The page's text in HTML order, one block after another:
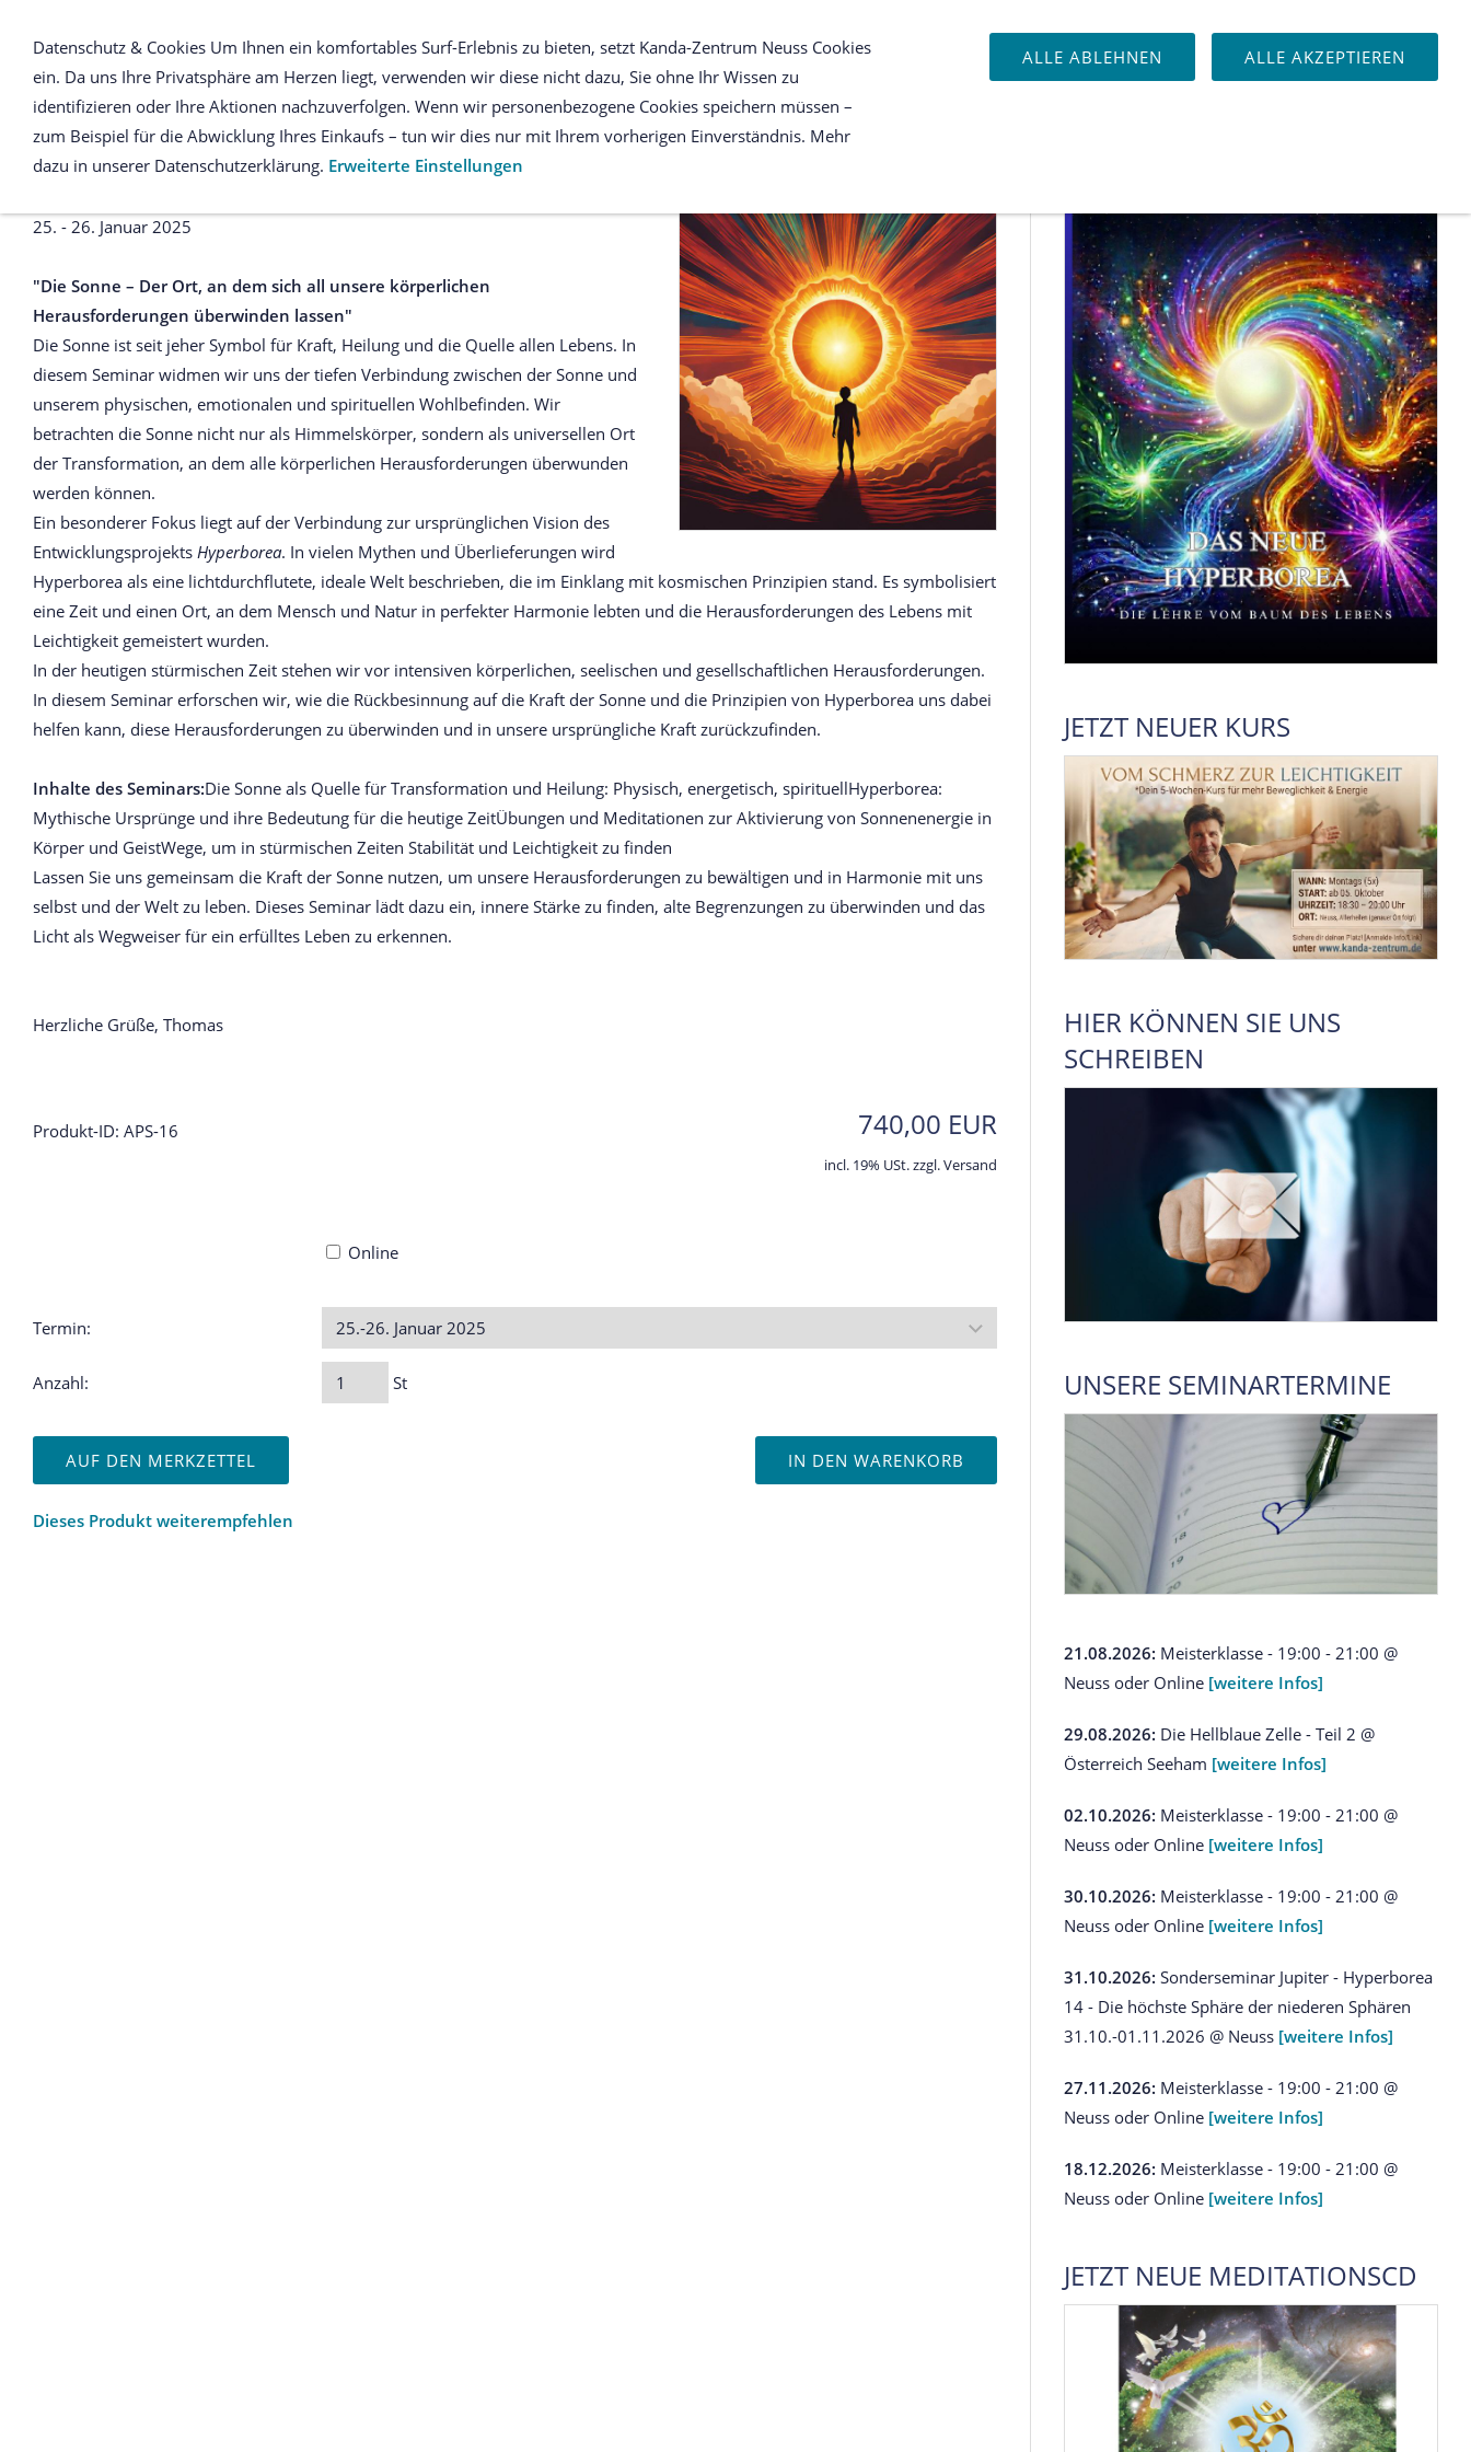
WISSENSWERTES DOWNLOAD QS24 AUFNAHMEN
Jetzt buchen Hyperborea 12 mit Thomas
MEINE VERWANDTSCHAFT MIT DER SONNE
25. - 26. Januar 2025
"Die Sonne – Der Ort, an dem sich all unsere körperlichen
Herausforderungen überwinden lassen"
Die Sonne ist seit jeher Symbol für Kraft, Heilung und die Quelle allen Lebens. In
diesem Seminar widmen wir uns der tiefen Verbindung zwischen der Sonne und
unserem physischen, emotionalen und spirituellen Wohlbefinden. Wir
betrachten die Sonne nicht nur als Himmelskörper, sondern als universellen Ort
der Transformation, an dem alle körperlichen Herausforderungen überwunden
werden können.
Ein besonderer Fokus liegt auf der Verbindung zur ursprünglichen Vision des
Entwicklungsprojekts Hyperborea. In vielen Mythen und Überlieferungen wird
Hyperborea als eine lichtdurchflutete, ideale Welt beschrieben, die im Einklang mit kosmischen Prinzipien stand. Es symbolisiert
eine Zeit und einen Ort, an dem Mensch und Natur in perfekter Harmonie lebten und die Herausforderungen des Lebens mit
Leichtigkeit gemeistert wurden.
In der heutigen stürmischen Zeit stehen wir vor intensiven körperlichen, seelischen und gesellschaftlichen Herausforderungen.
In diesem Seminar erforschen wir, wie die Rückbesinnung auf die Kraft der Sonne und die Prinzipien von Hyperborea uns dabei
helfen kann, diese Herausforderungen zu überwinden und in unsere ursprüngliche Kraft zurückzufinden.
Inhalte des Seminars:Die Sonne als Quelle für Transformation und Heilung: Physisch, energetisch, spirituellHyperborea:
Mythische Ursprünge und ihre Bedeutung für die heutige ZeitÜbungen und Meditationen zur Aktivierung von Sonnenenergie in
Körper und GeistWege, um in stürmischen Zeiten Stabilität und Leichtigkeit zu finden
Lassen Sie uns gemeinsam die Kraft der Sonne nutzen, um unsere Herausforderungen zu bewältigen und in Harmonie mit uns
selbst und der Welt zu leben. Dieses Seminar lädt dazu ein, innere Stärke zu finden, alte Begrenzungen zu überwinden und das
Licht als Wegweiser für ein erfülltes Leben zu erkennen.
Herzliche Grüße, Thomas
Produkt-ID: APS-16 740,00 EUR
incl. 19% USt. zzgl. Versand
Online
Termin:
Anzahl: St
IN DEN WARENKORB
AUF DEN MERKZETTEL
Dieses Produkt weiterempfehlen
JETZT NEUER KURS
HIER KÖNNEN SIE UNS
SCHREIBEN
UNSERE SEMINARTERMINE
21.08.2026: Meisterklasse - 19:00 - 21:00 @
Neuss oder Online [weitere Infos]
29.08.2026: Die Hellblaue Zelle - Teil 2 @
Österreich Seeham [weitere Infos]
02.10.2026: Meisterklasse - 19:00 - 21:00 @
Neuss oder Online [weitere Infos]
30.10.2026: Meisterklasse - 19:00 - 21:00 @
Neuss oder Online [weitere Infos]
31.10.2026: Sonderseminar Jupiter - Hyperborea
14 - Die höchste Sphäre der niederen Sphären
31.10.-01.11.2026 @ Neuss [weitere Infos]
27.11.2026: Meisterklasse - 19:00 - 21:00 @
Neuss oder Online [weitere Infos]
18.12.2026: Meisterklasse - 19:00 - 21:00 @
Neuss oder Online [weitere Infos]
JETZT NEUE MEDITATIONSCD
Datenschutz & Cookies Um Ihnen ein komfortables Surf-Erlebnis zu bieten, setzt Kanda-Zentrum Neuss Cookies
ein. Da uns Ihre Privatsphäre am Herzen liegt, verwenden wir diese nicht dazu, Sie ohne Ihr Wissen zu
identifizieren oder Ihre Aktionen nachzuverfolgen. Wenn wir personenbezogene Cookies speichern müssen –
zum Beispiel für die Abwicklung Ihres Einkaufs – tun wir dies nur mit Ihrem vorherigen Einverständnis. Mehr
dazu in unserer Datenschutzerklärung. Erweiterte Einstellungen
ALLE AKZEPTIEREN
ALLE ABLEHNEN